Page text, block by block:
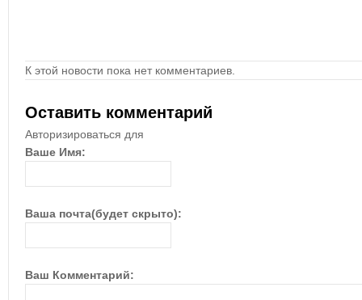
К этой новости пока нет комментариев.
Оставить комментарий
Авторизироваться для
Ваше Имя:
Ваша почта(будет скрыто):
Ваш Комментарий: